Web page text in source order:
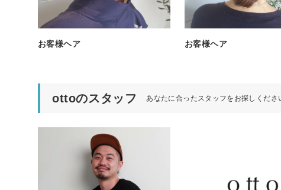
お客様ヘア お客様ヘア
ottoのスタッフ あなたに合ったスタッフをお探しくださ